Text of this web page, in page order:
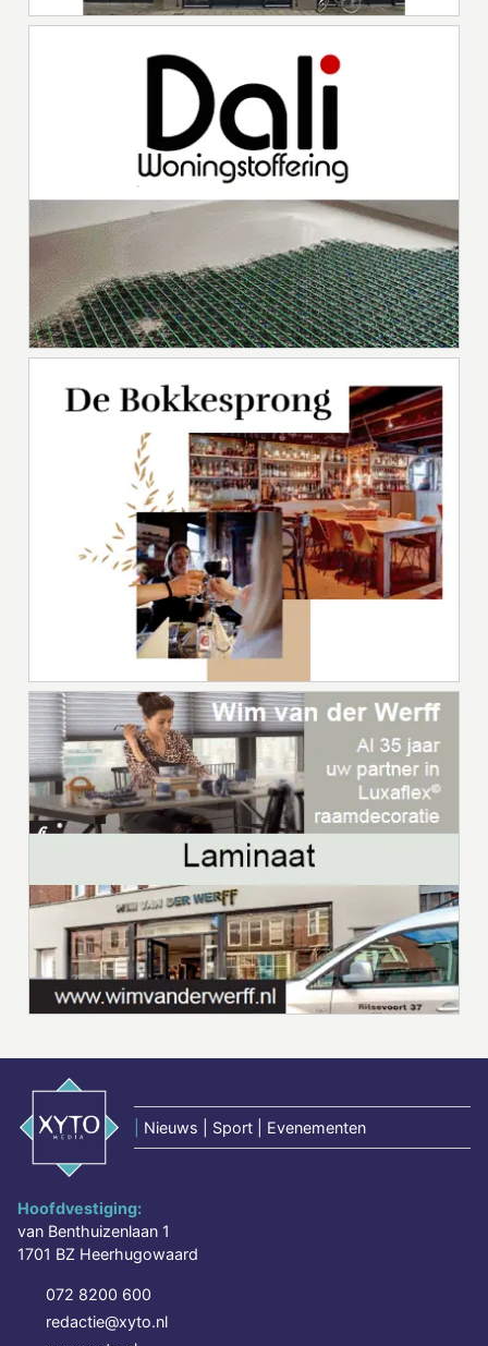
Nieuws | Sport | Evenementen
Hoofdvestiging:
van Benthuizenlaan 1
1701 BZ Heerhugowaard
072 8200 600
redactie@xyto.nl